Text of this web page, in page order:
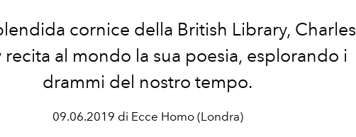
cornice della British Library, Charles
recita al mondo la sua poesia, esplorando i
drammi del nostro tempo.
09.06.2019 di Ecce Homo (Londra)